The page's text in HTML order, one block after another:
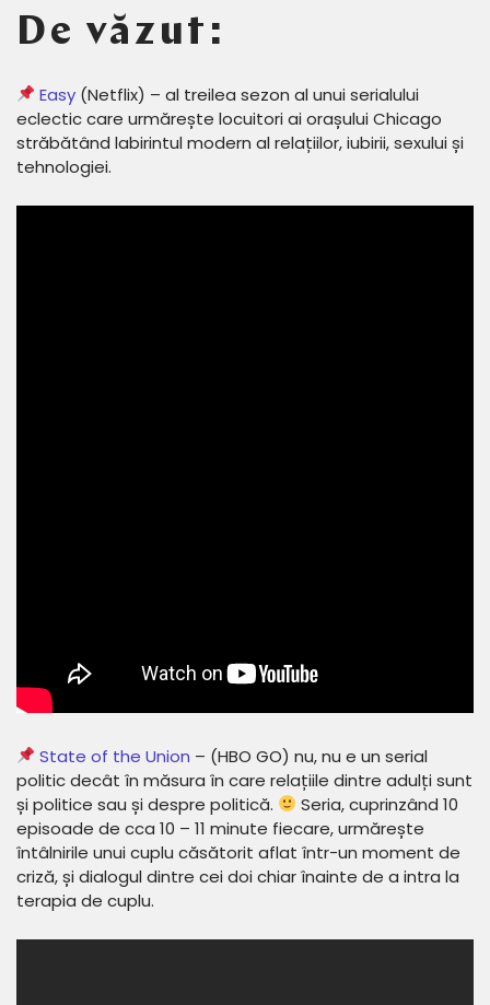
De văzut:
Easy (Netflix) – al treilea sezon al unui serialului
eclectic care urmărește locuitori ai orașului Chicago
străbătând labirintul modern al relațiilor, iubirii, sexului și
tehnologiei.
State of the Union – (HBO GO) nu, nu e un serial
politic decât în măsura în care relațiile dintre adulți sunt
și politice sau și despre politică.
Seria, cuprinzând 10
episoade de cca 10 – 11 minute fiecare, urmărește
întâlnirile unui cuplu căsătorit aflat într-un moment de
criză, și dialogul dintre cei doi chiar înainte de a intra la
terapia de cuplu.